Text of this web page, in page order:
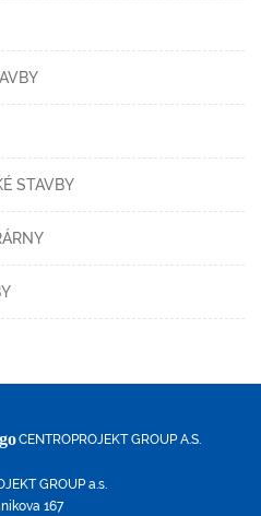
STAVBY
CENTROPROJEKT GROUP A.S.
GROUP a.s.
167